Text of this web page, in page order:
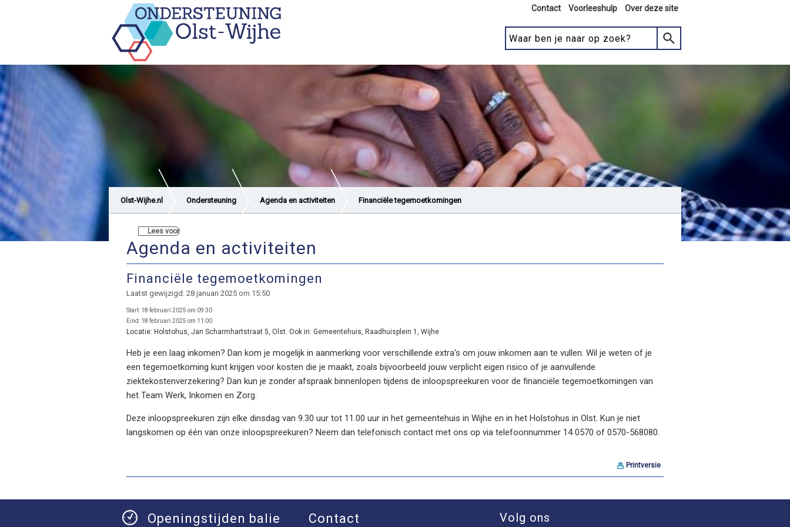
Contact Voorleeshulp Over deze site
Olst-Wijhe.nl Ondersteuning Agenda en activiteiten Financiële tegemoetkomingen
Lees voor
Agenda en activiteiten
Financiële tegemoetkomingen
Laatst gewijzigd: 28 januari 2025 om 15:50
Start: 18 februari 2025 om 09:30
Eind: 18 februari 2025 om 11:00
Locatie: Holstohus, Jan Scharmhartstraat 5, Olst. Ook in: Gemeentehuis, Raadhuisplein 1, Wijhe
Heb je een laag inkomen? Dan kom je mogelijk in aanmerking voor verschillende extra's om jouw inkomen aan te vullen. Wil je weten of je
een tegemoetkoming kunt krijgen voor kosten die je maakt, zoals bijvoorbeeld jouw verplicht eigen risico of je aanvullende
ziektekostenverzekering? Dan kun je zonder afspraak binnenlopen tijdens de inloopspreekuren voor de financiële tegemoetkomingen van
het Team Werk, Inkomen en Zorg.
Deze inloopspreekuren zijn elke dinsdag van 9.30 uur tot 11.00 uur in het gemeentehuis in Wijhe en in het Holstohus in Olst. Kun je niet
langskomen op één van onze inloopspreekuren? Neem dan telefonisch contact met ons op via telefoonnummer 14 0570 of 0570-568080.
Printversie
Openingstijden balie Contact Volg ons